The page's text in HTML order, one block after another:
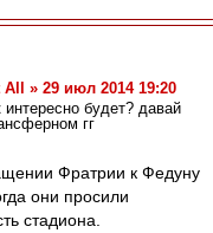
» 29 июл 2014 19:20
будет? давай
гг
Фратрии к Федуну
они просили
стадиона.